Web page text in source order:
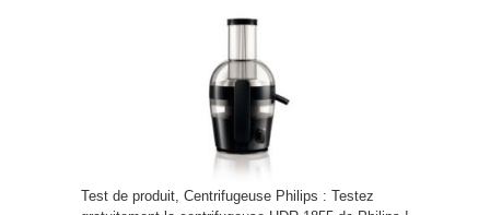
Test de produit, Centrifugeuse Philips : Testez